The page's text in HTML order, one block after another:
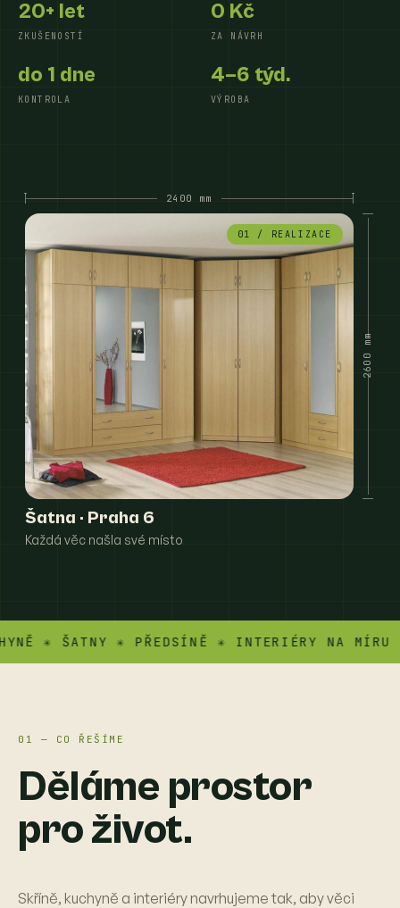
20+ let
ZKUŠENOSTÍ
0 Kč
ZA NÁVRH
do 1 dne
KONTROLA
4–6 týd.
VÝROBA
2400 mm
2600 mm
01 / REALIZACE
Šatna · Praha 6
Každá věc našla své místo
✳ ŠATNY ✳ PŘEDSÍNĚ ✳ INTERIÉRY NA MÍRU ✳
01 — CO ŘEŠÍME
Děláme prostor
pro život.
Skříně, kuchyně a interiéry navrhujeme tak, aby věci